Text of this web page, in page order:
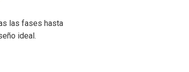
las fases hasta
ideal.